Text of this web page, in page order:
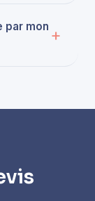
par mon